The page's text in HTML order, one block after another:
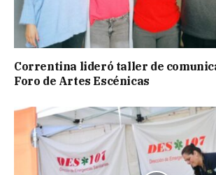
Correntina lideró taller de
Foro de Artes Escénicas